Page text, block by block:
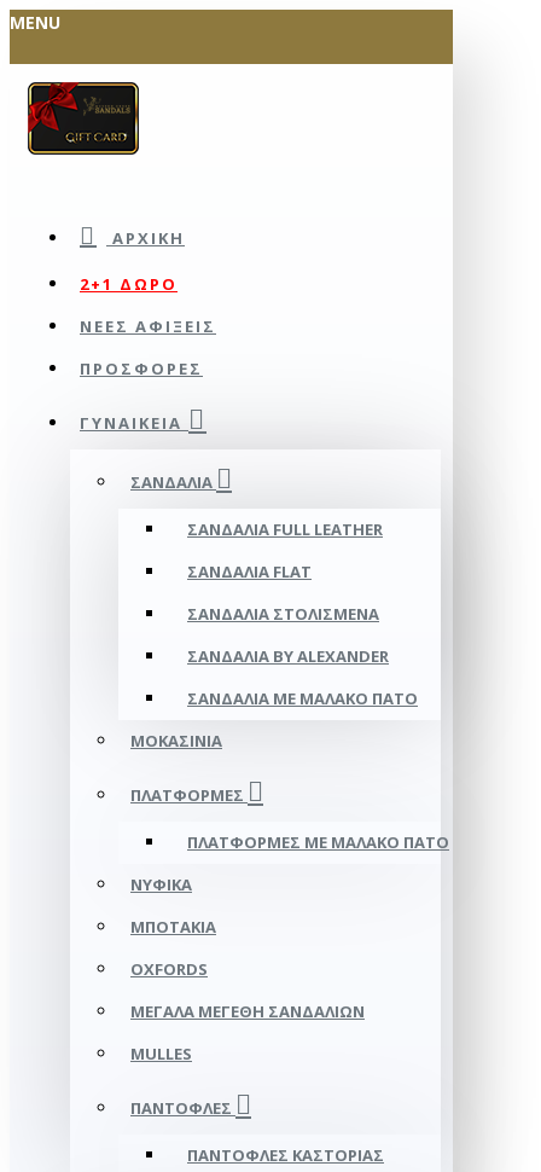
MENU
ΑΡΧΙΚΉ
2+1 ΔΩΡΟ
ΝΕΕΣ ΑΦΙΞΕΙΣ
ΠΡΟΣΦΟΡΕΣ
ΓΥΝΑΙΚΕΊΑ
ΣΑΝΔΆΛΙΑ
ΣΑΝΔΆΛΙΑ FULL LEATHER
ΣΑΝΔΆΛΙΑ FLAT
ΣΑΝΔΆΛΙΑ ΣΤΟΛΙΣΜΈΝΑ
ΣΑΝΔΆΛΙΑ BY ALEXANDER
ΣΑΝΔΆΛΙΑ ΜΕ ΜΑΛΑΚΌ ΠΆΤΟ
ΜΟΚΑΣΊΝΙΑ
ΠΛΑΤΦΌΡΜΕΣ
ΠΛΑΤΦΟΡΜΕΣ ΜΕ ΜΑΛΑΚΟ ΠΑΤΟ
ΝΥΦΙΚΆ
ΜΠΟΤΆΚΙΑ
OXFORDS
ΜΕΓΆΛΑ ΜΕΓΈΘΗ ΣΑΝΔΑΛΙΏΝ
MULLES
ΠΑΝΤΌΦΛΕΣ
ΠΑΝΤΌΦΛΕΣ ΚΑΣΤΟΡΙΆΣ